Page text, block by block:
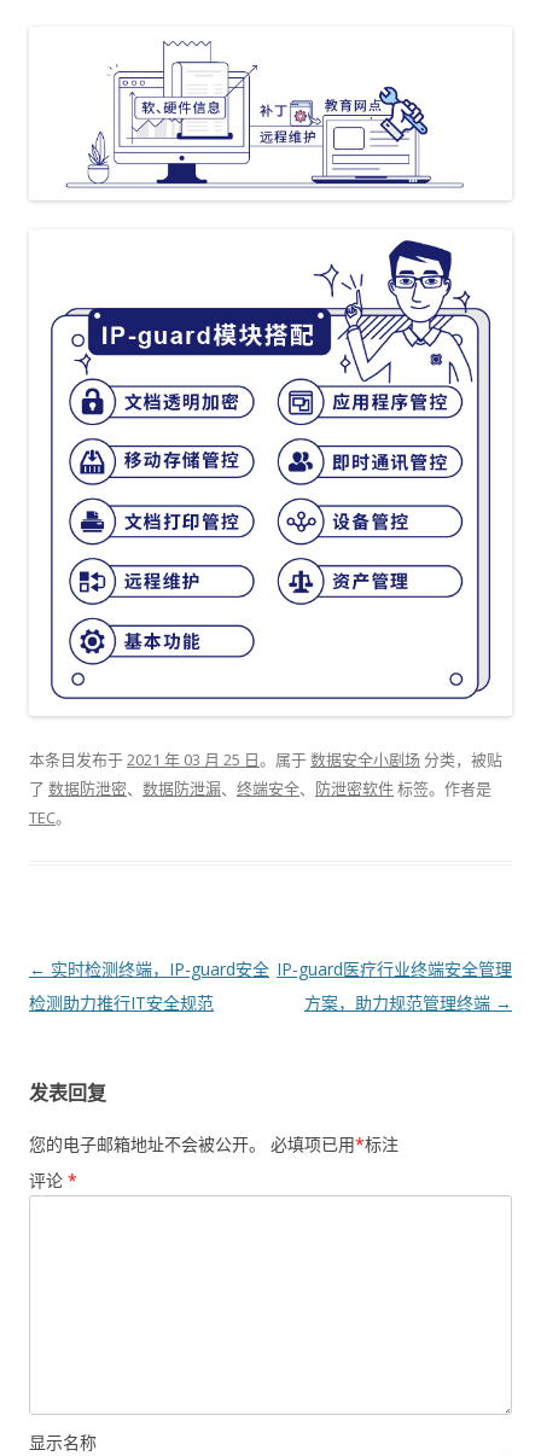
本条目发布于2021 年 03 月 25 日。属于数据安全小剧场分类，被贴
了 数据防泄密、 数据防泄漏、 终端安全、 防泄密软件标签。 作者是
TEC。
文章导航
← 实时检测终端，IP-guard安全
检测助力推行IT安全规范
IP-guard医疗行业终端安全管理
方案，助力规范管理终端 →
发表回复
您的电子邮箱地址不会被公开。 必填项已用*标注
评论 *
显示名称